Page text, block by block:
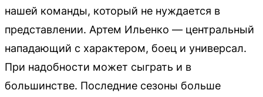
нашей команды, который не нуждается в
представлении. Артем Ильенко — центральный
нападающий с характером, боец и универсал.
При надобности может сыграть и в
большинстве. Последние сезоны больше